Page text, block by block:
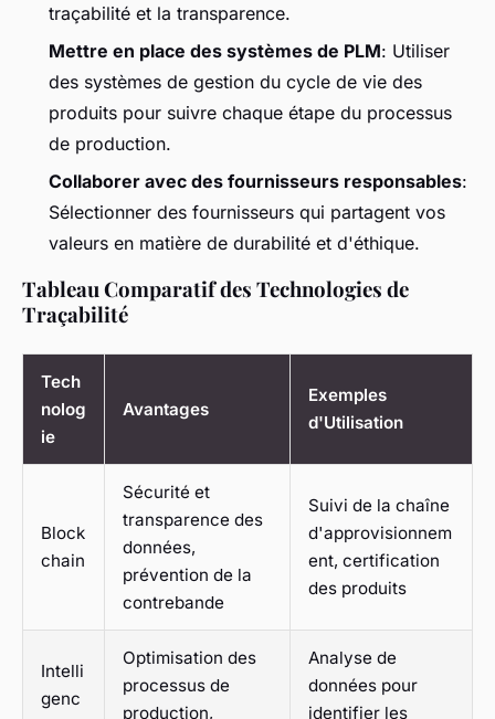
traçabilité et la transparence.
Mettre en place des systèmes de PLM: Utiliser
des systèmes de gestion du cycle de vie des
produits pour suivre chaque étape du processus
de production.
Collaborer avec des fournisseurs responsables:
Sélectionner des fournisseurs qui partagent vos
valeurs en matière de durabilité et d'éthique.
Tableau Comparatif des Technologies de
Traçabilité
Tech
nolog
ie
Avantages
Exemples
d'Utilisation
Block
chain
Sécurité et
transparence des
données,
prévention de la
contrebande
Suivi de la chaîne
d'approvisionnem
ent, certification
des produits
Intelli
genc
Optimisation des
processus de
production,
Analyse de
données pour
identifier les